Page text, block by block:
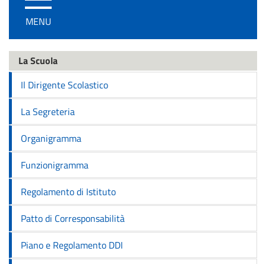
/
disattiva
navigazione
MENU
La Scuola
Il Dirigente Scolastico
La Segreteria
Organigramma
Funzionigramma
Regolamento di Istituto
Patto di Corresponsabilità
Piano e Regolamento DDI